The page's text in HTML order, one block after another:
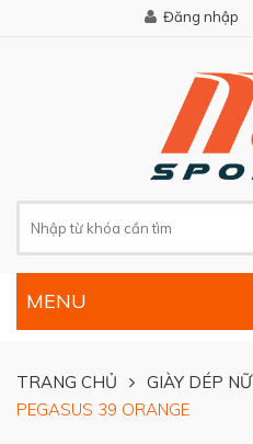
Đăng nhập
MENU
TRANG CHỦ GIÀY DÉP NỮ
PEGASUS 39 ORANGE